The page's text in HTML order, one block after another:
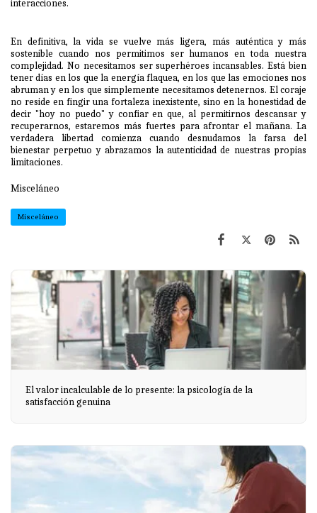
interacciones.
En definitiva, la vida se vuelve más ligera, más auténtica y más
sostenible cuando nos permitimos ser humanos en toda nuestra
complejidad. No necesitamos ser superhéroes incansables. Está bien
tener días en los que la energía flaquea, en los que las emociones nos
abruman y en los que simplemente necesitamos detenernos. El coraje
no reside en fingir una fortaleza inexistente, sino en la honestidad de
decir "hoy no puedo" y confiar en que, al permitirnos descansar y
recuperarnos, estaremos más fuertes para afrontar el mañana. La
verdadera libertad comienza cuando desnudamos la farsa del
bienestar perpetuo y abrazamos la autenticidad de nuestras propias
limitaciones.
Misceláneo
Misceláneo
El valor incalculable de lo presente: la psicología de la
satisfacción genuina